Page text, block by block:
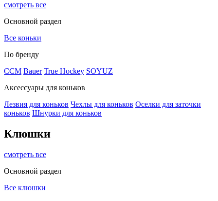
смотреть все
Основной раздел
Все коньки
По бренду
ССМ Bauer True Hockey SOYUZ
Аксессуары для коньков
Лезвия для коньков Чехлы для коньков Оселки для заточки
коньков Шнурки для коньков
Клюшки
смотреть все
Основной раздел
Все клюшки